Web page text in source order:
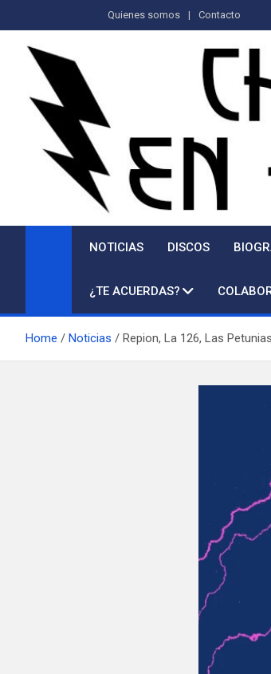
al
contenido
Quienes somos Contacto
NOTICIAS DISCOS
¿TE ACUERDAS?
Home Noticias Repion, La 126, Las